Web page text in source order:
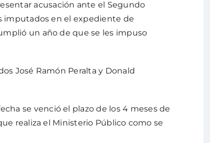
acusación ante el Segundo
imputados en el expediente de
un año de que se les impuso
José Ramón Peralta y Donald
se venció el plazo de los 4 meses de
realiza el Ministerio Público como se